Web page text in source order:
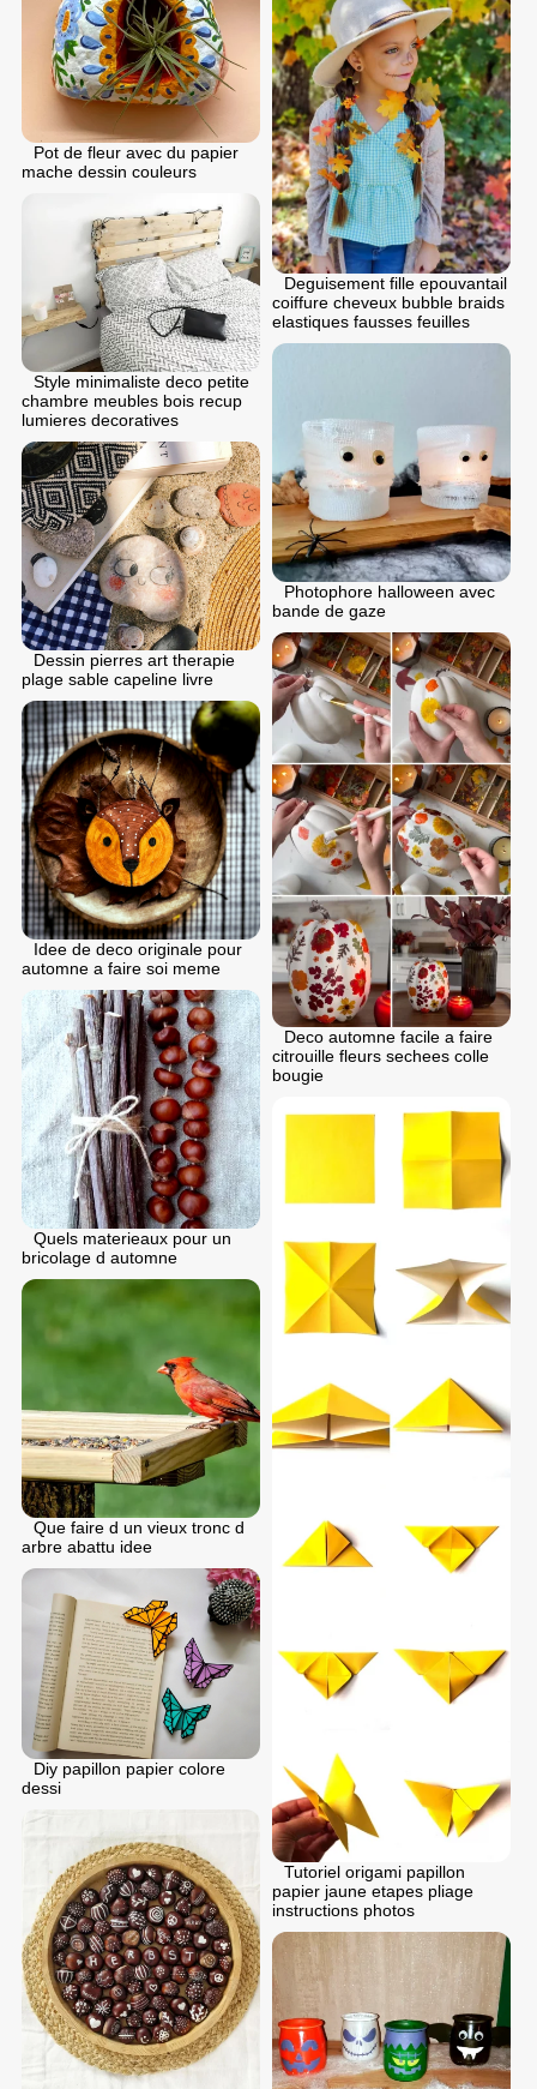
Pot de fleur avec du papier
mache dessin couleurs
Deguisement fille epouvantail
coiffure cheveux bubble braids
elastiques fausses feuilles
Style minimaliste deco petite
chambre meubles bois recup
lumieres decoratives
Photophore halloween avec
bande de gaze
Dessin pierres art therapie
plage sable capeline livre
Deco automne facile a faire
citrouille fleurs sechees colle
bougie
Idee de deco originale pour
automne a faire soi meme
Quels materieaux pour un
bricolage d automne
Tutoriel origami papillon
papier jaune etapes pliage
instructions photos
Que faire d un vieux tronc d
arbre abattu idee
Diy papillon papier colore
dessi